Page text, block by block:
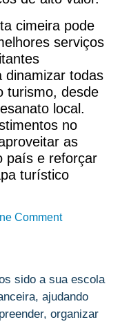
cimeira pode
serviços
dinamizar todas
turismo, desde
local.
no
as
país e reforçar
turístico
Comment
sido a sua escola
ajudando
organizar